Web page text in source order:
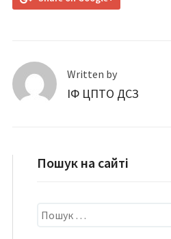
Written by
ІФ ЦПТО ДСЗ
Пошук на сайті